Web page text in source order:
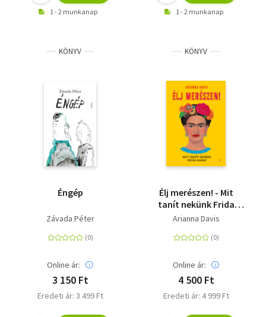
1 - 2 munkanap 1 - 2 munkanap
KÖNYV
Éngép
Závada Péter
Online ár:
3 150 Ft
Eredeti ár: 3 499 Ft
KÖNYV
Élj merészen! - Mit
tanít nekünk Frida
Kahlo
Arianna Davis
Online ár:
4 500 Ft
Eredeti ár: 4 999 Ft